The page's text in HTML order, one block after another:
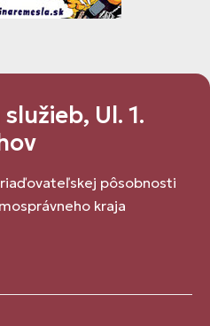
Ul. 1.
pôsobnosti
kraja